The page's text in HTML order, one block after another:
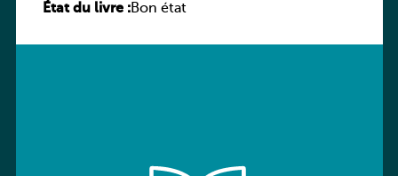
Sprachbuch
État du livre :Bon état